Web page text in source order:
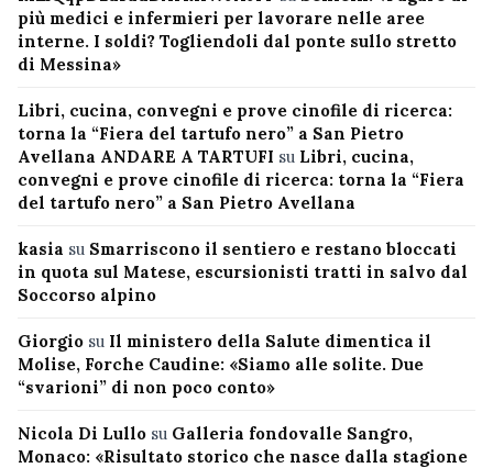
più medici e infermieri per lavorare nelle aree
interne. I soldi? Togliendoli dal ponte sullo stretto
di Messina»
Libri, cucina, convegni e prove cinofile di ricerca:
torna la “Fiera del tartufo nero” a San Pietro
Avellana ANDARE A TARTUFI su Libri, cucina,
convegni e prove cinofile di ricerca: torna la “Fiera
del tartufo nero” a San Pietro Avellana
kasia su Smarriscono il sentiero e restano bloccati
in quota sul Matese, escursionisti tratti in salvo dal
Soccorso alpino
Giorgio su Il ministero della Salute dimentica il
Molise, Forche Caudine: «Siamo alle solite. Due
“svarioni” di non poco conto»
Nicola Di Lullo su Galleria fondovalle Sangro,
Monaco: «Risultato storico che nasce dalla stagione